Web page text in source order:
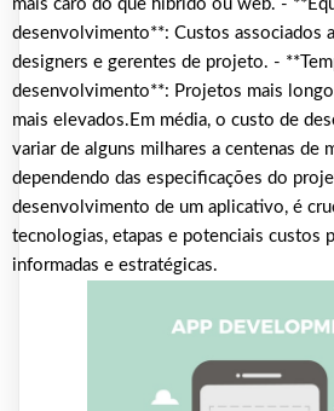
mais caro do que híbrido ou web. -
desenvolvimento**: Custos associados
designers e gerentes de projeto. -
desenvolvimento**: Projetos mais
mais elevados.Em média, o custo de
variar de alguns milhares a centenas de
dependendo das especificações do
desenvolvimento de um aplicativo, é
tecnologias, etapas e potenciais custos
informadas e estratégicas.